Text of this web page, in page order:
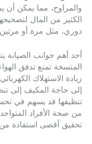
والمراوح، مما يمكن
الكثير من المال
دوري، مثل مرة أو
أحد أهم جوانب الصيانة
المتسخة تمنع تدفق
زيادة الاستهلاك
إلى حاجة المكيف إلى
تنظيفها قد يسهم في
من صحة الأفراد
تحقيق أقصى استفادة